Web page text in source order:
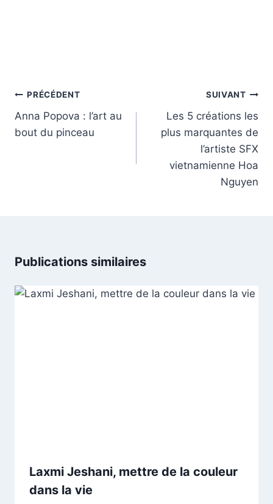
Navigation
de
l’article
PRÉCÉDENT
Anna Popova : l’art au
bout du pinceau
SUIVANT
Les 5 créations les
plus marquantes de
l’artiste SFX
vietnamienne Hoa
Nguyen
Publications similaires
Laxmi Jeshani, mettre de la couleur
dans la vie